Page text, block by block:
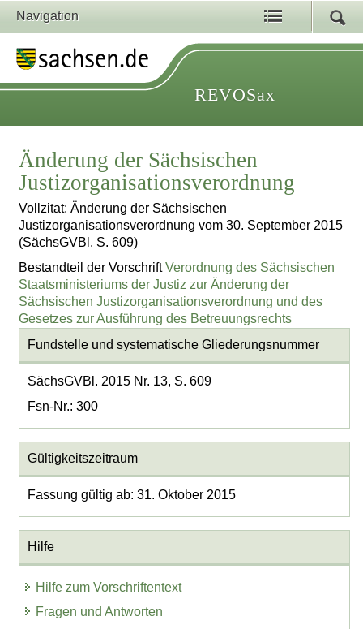
Navigation
REVOSax
Änderung der Sächsischen
Justizorganisationsverordnung
Vollzitat: Änderung der Sächsischen
Justizorganisationsverordnung vom 30. September 2015
(SächsGVBl. S. 609)
Bestandteil der VorschriftVerordnung des Sächsischen
Staatsministeriums der Justiz zur Änderung der
Sächsischen Justizorganisationsverordnung und des
Gesetzes zur Ausführung des Betreuungsrechts
Fundstelle und systematische Gliederungsnummer
SächsGVBl. 2015 Nr. 13, S. 609
Fsn-Nr.: 300
Gültigkeitszeitraum
Fassung gültig ab: 31. Oktober 2015
Hilfe
Hilfe zum Vorschriftentext
Fragen und Antworten